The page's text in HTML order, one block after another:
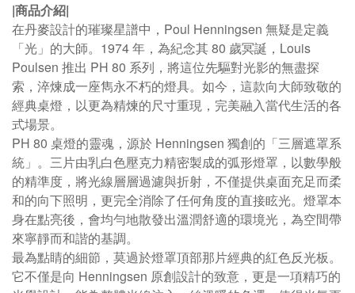
|商品介紹|
在丹麥設計的璀璨星譜中， Poul Henningsen 無疑是定義
「光」的大師。 1974年，為紀念其80 歲冥誕， Louis
Poulsen 推出 PH 80 系列，將這位先驅對光影的無盡探
索，淬煉成一座雋永不朽的燈具。如今，這款向大師致敬的
經典桌燈，以更為精煉的尺寸重現，完美融入當代生活的各
式場景。
PH 80 桌燈的靈魂，源於 Henningsen 獨創的「三層遮罩系
統」。三片由乳白色壓克力精密製成的弧形燈罩，以數學般
的精準度，將光線層層過濾與折射，不僅提供桌面充足而柔
和的向下照明，更完全消除了任何角度的直接眩光。燈罩本
身在點亮後，會均勻地散發出溫潤舒適的環境光，為空間帶
來寧靜而和諧的基調。
最為點睛的細節，莫過於燈罩頂部那片經典的紅色反光板。
它不僅是向 Henningsen 原創設計的致意，更是一項精巧的